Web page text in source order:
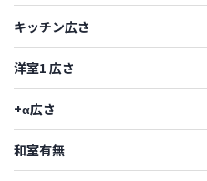
キッチン広さ
洋室1 広さ
+α広さ
和室有無